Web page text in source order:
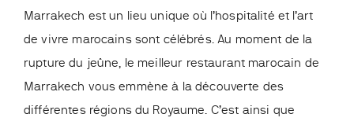
Marrakech est un lieu unique où l’hospitalité et l’art
de vivre marocains sont célébrés. Au moment de la
rupture du jeûne, le meilleur restaurant marocain de
Marrakech vous emmène à la découverte des
différentes régions du Royaume. C’est ainsi que